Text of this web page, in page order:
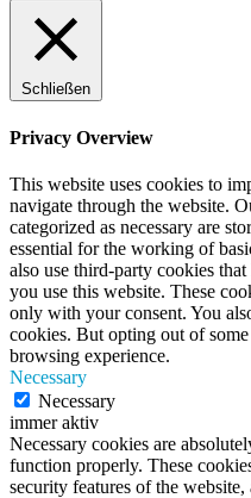
Schließen
Privacy Overview
This website uses cookies to
navigate through the website.
categorized as necessary are
essential for the working of
also use third-party cookies
you use this website. These
only with your consent. You
cookies. But opting out of
browsing experience.
Necessary
Necessary
immer aktiv
Necessary cookies are
function properly. These
security features of the website,